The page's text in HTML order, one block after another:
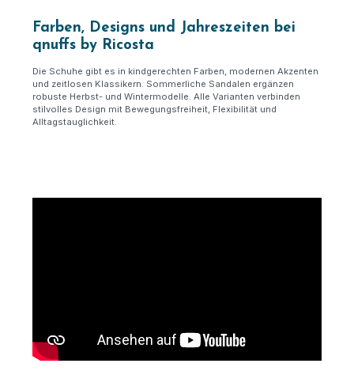
Farben, Designs und Jahreszeiten bei
qnuffs by Ricosta
Die Schuhe gibt es in kindgerechten Farben, modernen Akzenten
und zeitlosen Klassikern. Sommerliche Sandalen ergänzen
robuste Herbst- und Wintermodelle. Alle Varianten verbinden
stilvolles Design mit Bewegungsfreiheit, Flexibilität und
Alltagstauglichkeit.